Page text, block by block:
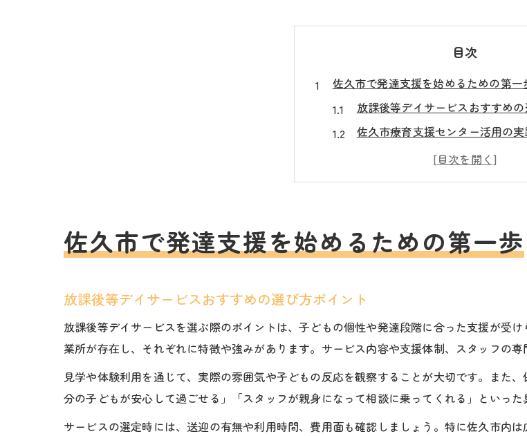
目次
佐久市で発達支援を始めるための第一
放課後等デイサービスおすすめ
佐久市療育支援センター活用の
発達支援を受けるべきか迷った時
佐久市発達障害支援と放課後等
グレーゾーンの悩みに寄り添う支援の
グレーゾーン児童へおすすめの支
佐久市の発達障害相談を活用した
療育支援センター求人の現場か
放課後等デイサービスの閉鎖リ
放課後等デイサービスおすすめ利用術
放課後等デイサービスおすすめ
佐久市で質の高い放課後等デイ
佐久市で発達支援を始めるための第一歩
放課後等デイサービスおすすめの選び方ポイント
放課後等デイサービスを選ぶ際のポイントは、子どもの個性や発達段階に合った支援が受
業所が存在し、それぞれに特徴や強みがあります。サービス内容や支援体制、スタッフの
見学や体験利用を通じて、実際の雰囲気や子どもの反応を観察することが大切です。また
分の子どもが安心して過ごせる」「スタッフが親身になって相談に乗ってくれる」といっ
サービスの選定時には、送迎の有無や利用時間、費用面も確認しましょう。特に佐久市内